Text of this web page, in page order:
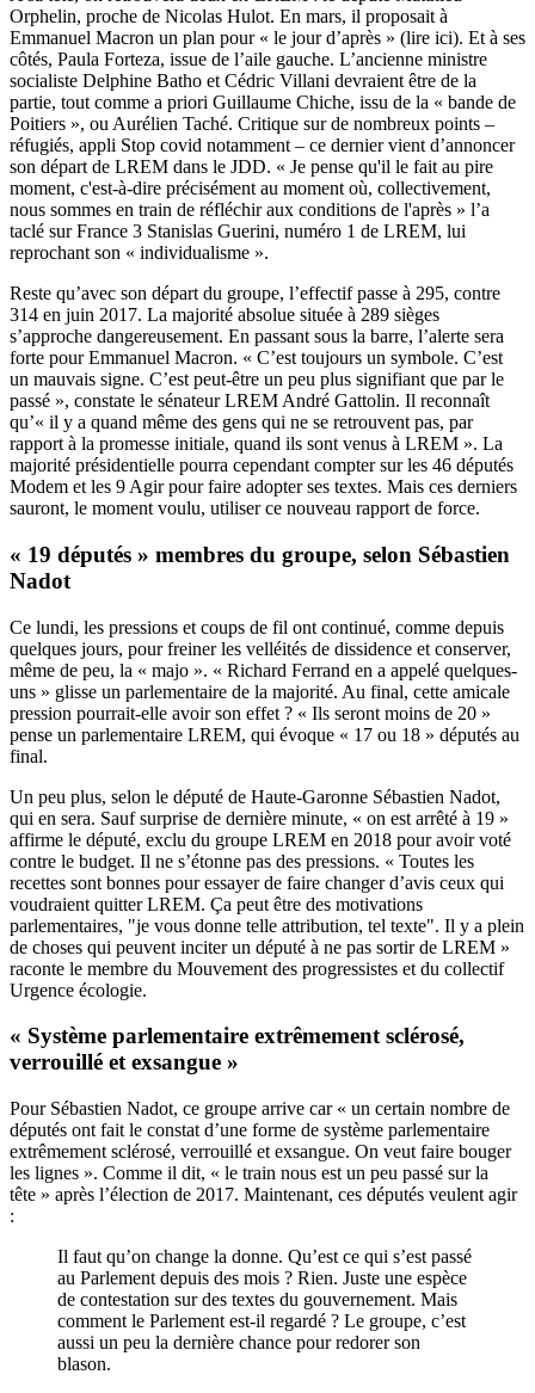
Orphelin, proche de Nicolas Hulot. En mars, il proposait à
Emmanuel Macron un plan pour « le jour d’après » (lire ici). Et à ses
côtés, Paula Forteza, issue de l’aile gauche. L’ancienne ministre
socialiste Delphine Batho et Cédric Villani devraient être de la
partie, tout comme a priori Guillaume Chiche, issu de la « bande de
Poitiers », ou Aurélien Taché. Critique sur de nombreux points –
réfugiés, appli Stop covid notamment – ce dernier vient d’annoncer
son départ de LREM dans le JDD. « Je pense qu'il le fait au pire
moment, c'est-à-dire précisément au moment où, collectivement,
nous sommes en train de réfléchir aux conditions de l'après » l’a
taclé sur France 3 Stanislas Guerini, numéro 1 de LREM, lui
reprochant son « individualisme ».
Reste qu’avec son départ du groupe, l’effectif passe à 295, contre
314 en juin 2017. La majorité absolue située à 289 sièges
s’approche dangereusement. En passant sous la barre, l’alerte sera
forte pour Emmanuel Macron. « C’est toujours un symbole. C’est
un mauvais signe. C’est peut-être un peu plus signifiant que par le
passé », constate le sénateur LREM André Gattolin. Il reconnaît
qu’« il y a quand même des gens qui ne se retrouvent pas, par
rapport à la promesse initiale, quand ils sont venus à LREM ». La
majorité présidentielle pourra cependant compter sur les 46 députés
Modem et les 9 Agir pour faire adopter ses textes. Mais ces derniers
sauront, le moment voulu, utiliser ce nouveau rapport de force.
« 19 députés » membres du groupe, selon Sébastien
Nadot
Ce lundi, les pressions et coups de fil ont continué, comme depuis
quelques jours, pour freiner les velléités de dissidence et conserver,
même de peu, la « majo ». « Richard Ferrand en a appelé quelques-
uns » glisse un parlementaire de la majorité. Au final, cette amicale
pression pourrait-elle avoir son effet ? « Ils seront moins de 20 »
pense un parlementaire LREM, qui évoque « 17 ou 18 » députés au
final.
Un peu plus, selon le député de Haute-Garonne Sébastien Nadot,
qui en sera. Sauf surprise de dernière minute, « on est arrêté à 19 »
affirme le député, exclu du groupe LREM en 2018 pour avoir voté
contre le budget. Il ne s’étonne pas des pressions. « Toutes les
recettes sont bonnes pour essayer de faire changer d’avis ceux qui
voudraient quitter LREM. Ça peut être des motivations
parlementaires, "je vous donne telle attribution, tel texte". Il y a plein
de choses qui peuvent inciter un député à ne pas sortir de LREM »
raconte le membre du Mouvement des progressistes et du collectif
Urgence écologie.
« Système parlementaire extrêmement sclérosé,
verrouillé et exsangue »
Pour Sébastien Nadot, ce groupe arrive car « un certain nombre de
députés ont fait le constat d’une forme de système parlementaire
extrêmement sclérosé, verrouillé et exsangue. On veut faire bouger
les lignes ». Comme il dit, « le train nous est un peu passé sur la
tête » après l’élection de 2017. Maintenant, ces députés veulent agir
:
Il faut qu’on change la donne. Qu’est ce qui s’est passé
au Parlement depuis des mois ? Rien. Juste une espèce
de contestation sur des textes du gouvernement. Mais
comment le Parlement est-il regardé ? Le groupe, c’est
aussi un peu la dernière chance pour redorer son
blason.